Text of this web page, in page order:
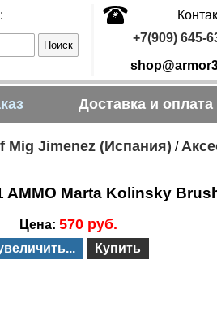
+7(909) 645-
Доставка и оплата
Mig Jimenez (Испания) /
AMMO Marta Kolinsky
Цена: 570 руб.
Купить